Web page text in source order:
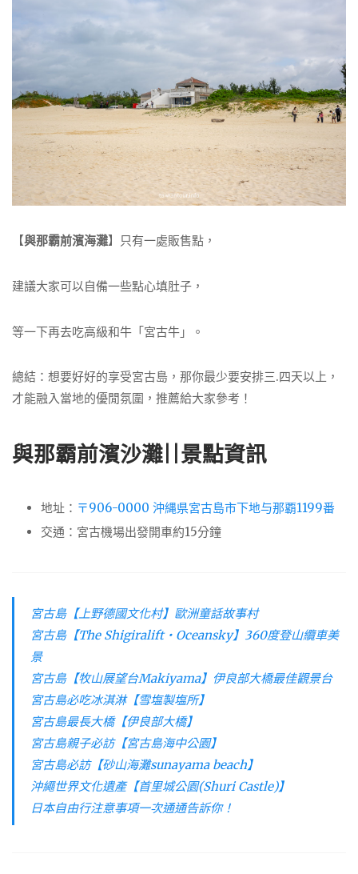
【與那霸前濱海灘】只有一處販售點，
建議大家可以自備一些點心填肚子，
等一下再去吃高級和牛「宮古牛」。
總結：想要好好的享受宮古島，那你最少要安排三.四天以上，
才能融入當地的優閒氛圍，推薦給大家參考！
與那霸前濱沙灘||景點資訊
地址： 〒906-0000 沖縄県宮古島市下地与那覇1199番
交通：宮古機場出發開車約15分鐘
宮古島【上野德國文化村】歐洲童話故事村
宮古島【The Shigiralift・Oceansky】360度登山纜車美
景
宮古島【牧山展望台Makiyama】伊良部大橋最佳觀景台
宮古島必吃冰淇淋【雪塩製塩所】
宮古島最長大橋【伊良部大橋】
宮古島親子必訪【宮古島海中公園】
宮古島必訪【砂山海灘sunayama beach】
沖繩世界文化遺產【首里城公園(Shuri Castle)】
日本自由行注意事項一次通通告訴你！